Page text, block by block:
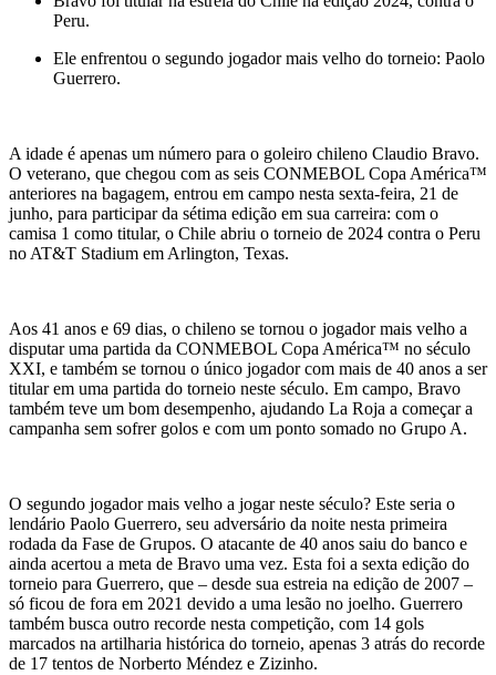
Peru.
Ele enfrentou o segundo jogador mais velho do torneio: Paolo
Guerrero.
A idade é apenas um número para o goleiro chileno Claudio Bravo.
O veterano, que chegou com as seis CONMEBOL Copa América™
anteriores na bagagem, entrou em campo nesta sexta-feira, 21 de
junho, para participar da sétima edição em sua carreira: com o
camisa 1 como titular, o Chile abriu o torneio de 2024 contra o Peru
no AT&T Stadium em Arlington, Texas.
Aos 41 anos e 69 dias, o chileno se tornou o jogador mais velho a
disputar uma partida da CONMEBOL Copa América™ no século
XXI, e também se tornou o único jogador com mais de 40 anos a ser
titular em uma partida do torneio neste século. Em campo, Bravo
também teve um bom desempenho, ajudando La Roja a começar a
campanha sem sofrer golos e com um ponto somado no Grupo A.
O segundo jogador mais velho a jogar neste século? Este seria o
lendário Paolo Guerrero, seu adversário da noite nesta primeira
rodada da Fase de Grupos. O atacante de 40 anos saiu do banco e
ainda acertou a meta de Bravo uma vez. Esta foi a sexta edição do
torneio para Guerrero, que – desde sua estreia na edição de 2007 –
só ficou de fora em 2021 devido a uma lesão no joelho. Guerrero
também busca outro recorde nesta competição, com 14 gols
marcados na artilharia histórica do torneio, apenas 3 atrás do recorde
de 17 tentos de Norberto Méndez e Zizinho.